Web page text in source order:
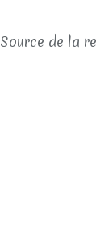
Source de la